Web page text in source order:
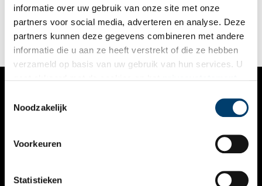
informatie over uw gebruik van onze site met onze
partners voor social media, adverteren en analyse. Deze
partners kunnen deze gegevens combineren met andere
informatie die u aan ze heeft verstrekt of die ze hebben
verzameld op basis van uw gebruik van hun services. U
Noodzakelijk
Voorkeuren
Statistieken
voor niets werd in december 1882 de Haarlemsche Vélocipède-
Club (HVC) opgericht.
VERHALEN
KALENDER
THEMA’S